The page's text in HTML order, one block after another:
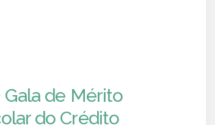
Gala de Mérito
do Crédito